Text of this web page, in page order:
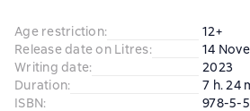
Age restriction:
12+
Release date on Litres:
14
Writing date:
2023
Duration:
7 h. 24
ISBN:
978-5-